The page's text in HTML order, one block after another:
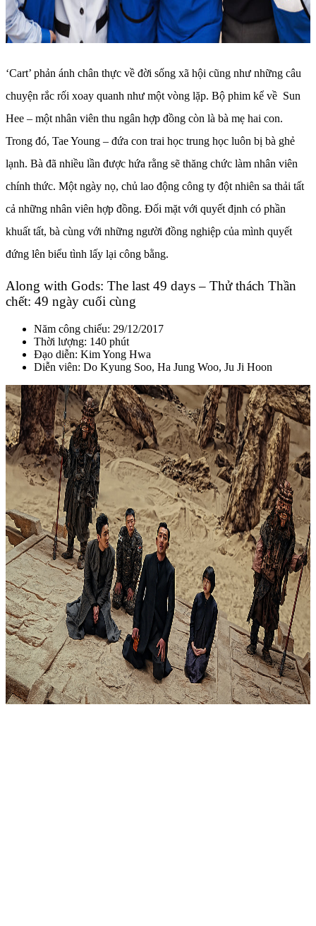
‘Cart’ phản ánh chân thực về đời sống xã hội cũng như những câu
chuyện rắc rối xoay quanh như một vòng lặp. Bộ phim kể về Sun
Hee – một nhân viên thu ngân hợp đồng còn là bà mẹ hai con.
Trong đó, Tae Young – đứa con trai học trung học luôn bị bà ghẻ
lạnh. Bà đã nhiều lần được hứa rằng sẽ thăng chức làm nhân viên
chính thức. Một ngày nọ, chủ lao động công ty đột nhiên sa thải tất
cả những nhân viên hợp đồng. Đối mặt với quyết định có phần
khuất tất, bà cùng với những người đồng nghiệp của mình quyết
đứng lên biểu tình lấy lại công bằng.
Along with Gods: The last 49 days – Thử thách Thần
chết: 49 ngày cuối cùng
Năm công chiếu: 29/12/2017
Thời lượng: 140 phút
Đạo diễn: Kim Yong Hwa
Diễn viên: Do Kyung Soo, Ha Jung Woo, Ju Ji Hoon